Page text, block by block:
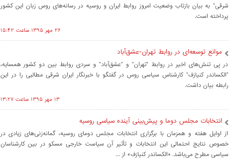
شرقی" به بیان بازتاب وضعیت امروز روابط ایران و روسیه در رسانه‌های روس زبان این کشور
پرداخته است.
۲۶ مهر ۱۳۹۵ ساعت ۱۵:۴۲
موانع توسعه‌ای در روابط تهران-عشق‌آباد
در پی تنش‌های اخیر در روابط "تهران" و "عشق‌آباد" و سردی روابط بین دو کشور همسایه،
"الکساندر کنیازف" کارشناس سیاسی روس در گفتگو با خبرنگار ایران شرقی مطالبی را در این
رابطه بیان داشت.
۱۳ مهر ۱۳۹۵ ساعت ۱۳:۲۷
انتخابات مجلس دوما و پیش‌بینی آینده سیاسی روسیه
از اوایل هفته و همزمان با برگزاری انتخابات مجلس دومای روسیه، گمانه‌زنی‌های زیادی در
خصوص نتایج احتمالی این انتخابات و تأثیر آن سیاست خارجی مسکو در بین کارشناسان
سیاسی مطرح می‌باشد. «الکساندر کنیازف» از ...